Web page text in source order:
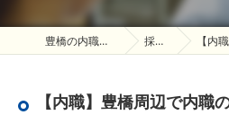
豊橋の内職は株式会社オオサワ 採用ブログ 【内職】豊
【内職】豊橋周辺で内職